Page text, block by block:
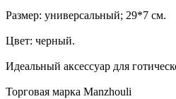
Размер: универсальный; 29*7 см.
Цвет: черный.
Идеальный аксессуар для
Торговая марка Manzhouli